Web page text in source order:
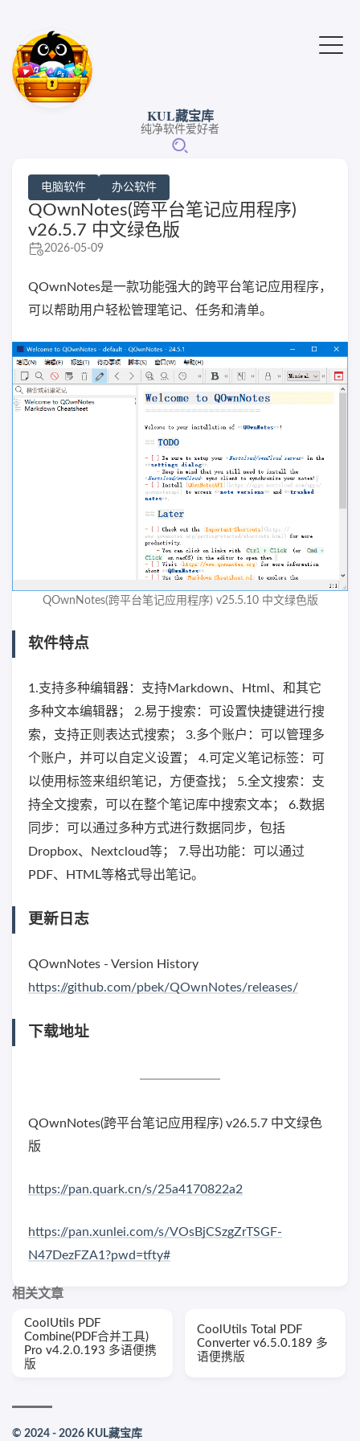
KUL藏宝库
纯净软件爱好者
电脑软件 办公软件
QOwnNotes(跨平台笔记应用程序)
v26.5.7 中文绿色版
2026-05-09
QOwnNotes是一款功能强大的跨平台笔记应用程序，
可以帮助用户轻松管理笔记、任务和清单。
QOwnNotes(跨平台笔记应用程序) v25.5.10 中文绿色版
软件特点
1.支持多种编辑器：支持Markdown、Html、和其它
多种文本编辑器； 2.易于搜索：可设置快捷键进行搜
索，支持正则表达式搜索； 3.多个账户：可以管理多
个账户，并可以自定义设置； 4.可定义笔记标签：可
以使用标签来组织笔记，方便查找； 5.全文搜索：支
持全文搜索，可以在整个笔记库中搜索文本； 6.数据
同步：可以通过多种方式进行数据同步，包括
Dropbox、Nextcloud等； 7.导出功能：可以通过
PDF、HTML等格式导出笔记。
更新日志
QOwnNotes - Version History
https://github.com/pbek/QOwnNotes/releases/
下载地址
QOwnNotes(跨平台笔记应用程序) v26.5.7 中文绿色
版
https://pan.quark.cn/s/25a4170822a2
https://pan.xunlei.com/s/VOsBjCSzgZrTSGF-
N47DezFZA1?pwd=tfty#
相关文章
CoolUtils PDF
Combine(PDF合并工具)
Pro v4.2.0.193 多语便携
版
CoolUtils Total PDF
Converter v6.5.0.189 多
语便携版
© 2024 - 2026 KUL藏宝库